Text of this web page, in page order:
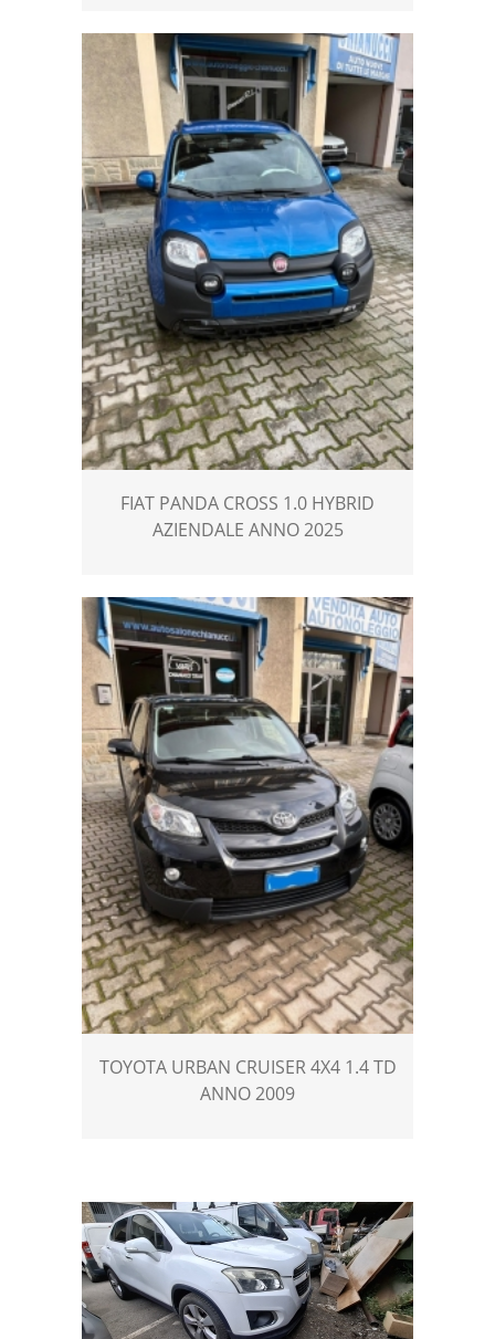
FIAT PANDA CROSS 1.0 HYBRID
AZIENDALE ANNO 2025
TOYOTA URBAN CRUISER 4X4 1.4 TD
ANNO 2009